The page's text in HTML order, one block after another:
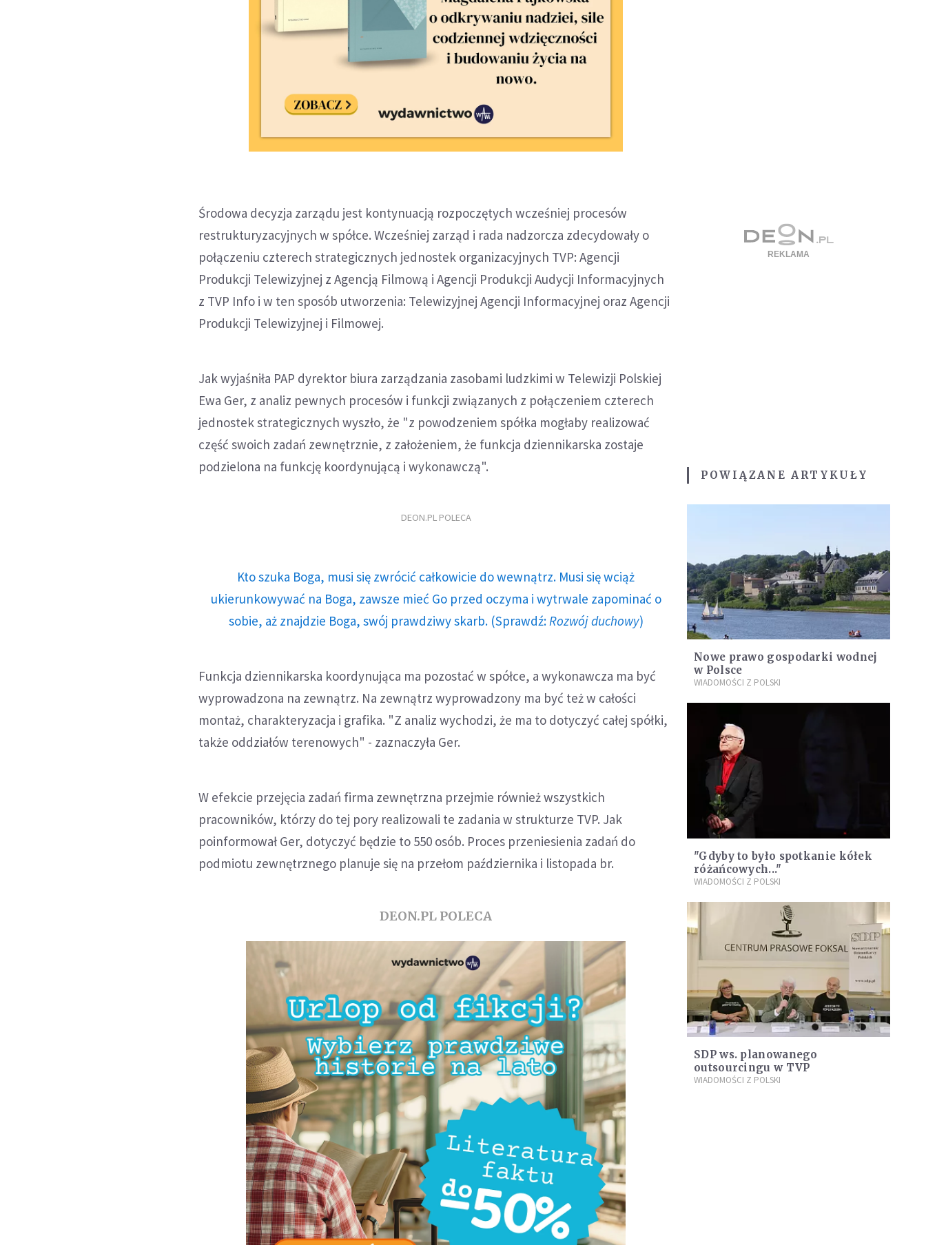
Środowa decyzja zarządu jest kontynuacją rozpoczętych wcześniej procesów
restrukturyzacyjnych w spółce. Wcześniej zarząd i rada nadzorcza zdecydowały o
połączeniu czterech strategicznych jednostek organizacyjnych TVP: Agencji
Produkcji Telewizyjnej z Agencją Filmową i Agencji Produkcji Audycji Informacyjnych
z TVP Info i w ten sposób utworzenia: Telewizyjnej Agencji Informacyjnej oraz Agencji
Produkcji Telewizyjnej i Filmowej.
Jak wyjaśniła PAP dyrektor biura zarządzania zasobami ludzkimi w Telewizji Polskiej
Ewa Ger, z analiz pewnych procesów i funkcji związanych z połączeniem czterech
jednostek strategicznych wyszło, że "z powodzeniem spółka mogłaby realizować
część swoich zadań zewnętrznie, z założeniem, że funkcja dziennikarska zostaje
podzielona na funkcję koordynującą i wykonawczą".
DEON.PL POLECA
Kto szuka Boga, musi się zwrócić całkowicie do wewnątrz. Musi się wciąż
ukierunkowywać na Boga, zawsze mieć Go przed oczyma i wytrwale zapominać o
sobie, aż znajdzie Boga, swój prawdziwy skarb. (Sprawdź: Rozwój duchowy)
Funkcja dziennikarska koordynująca ma pozostać w spółce, a wykonawcza ma być
wyprowadzona na zewnątrz. Na zewnątrz wyprowadzony ma być też w całości
montaż, charakteryzacja i grafika. "Z analiz wychodzi, że ma to dotyczyć całej spółki,
także oddziałów terenowych" - zaznaczyła Ger.
W efekcie przejęcia zadań firma zewnętrzna przejmie również wszystkich
pracowników, którzy do tej pory realizowali te zadania w strukturze TVP. Jak
poinformował Ger, dotyczyć będzie to 550 osób. Proces przeniesienia zadań do
podmiotu zewnętrznego planuje się na przełom października i listopada br.
DEON.PL POLECA
POWIĄZANE ARTYKUŁY
Nowe prawo gospodarki wodnej
w Polsce
WIADOMOŚCI Z POLSKI
"Gdyby to było spotkanie kółek
różańcowych..."
WIADOMOŚCI Z POLSKI
SDP ws. planowanego
outsourcingu w TVP
WIADOMOŚCI Z POLSKI